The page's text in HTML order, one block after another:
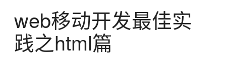
web移动开发最佳实
践之html篇